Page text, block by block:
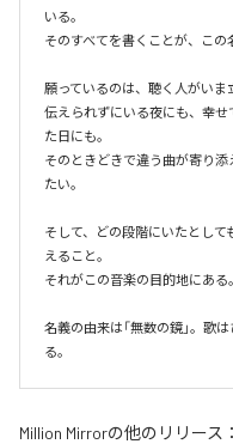
いる。
そのすべてを書くことが、この
願っているのは、聴く人がいま
伝えられずにいる夜にも、幸
た日にも。
そのときどきで違う曲が寄り
たい。
そして、どの段階にいたとし
えること。
それがこの音楽の目的地にある。
名義の由来は「無数の鏡」。歌
る。
Million Mirrorの他のリリース：